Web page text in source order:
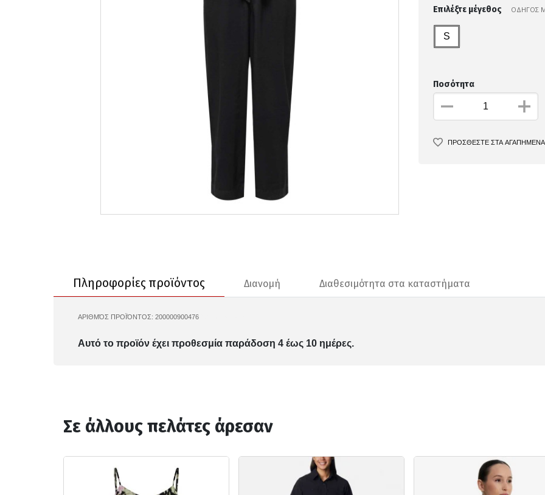
Επιλέξτε μέγεθος ΟΔΗΓΟΣ
S
Ποσότητα
ΠΡΟΣΘΕΣΤΕ ΣΤΑ ΑΓΑΠΗΜΕΝΑ
Πληροφορίες προϊόντος Διανομή Διαθεσιμότητα στα καταστήματα
ΑΡΙΘΜΌΣ ΠΡΟΪΌΝΤΟΣ: 200000900476
Αυτό το προϊόν έχει προθεσμία παράδοση 4 έως 10 ημέρες.
Σε άλλους πελάτες άρεσαν